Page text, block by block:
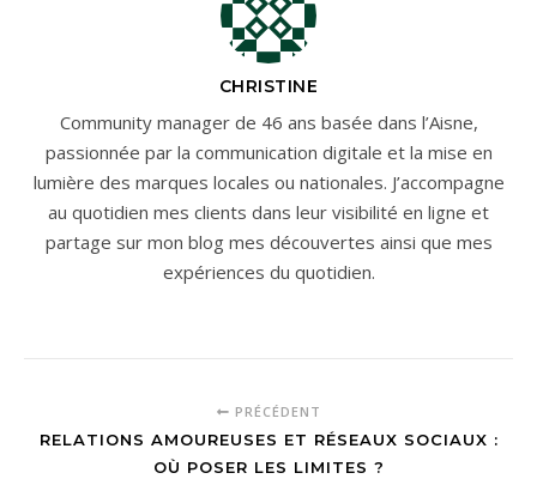
CHRISTINE
Community manager de 46 ans basée dans l’Aisne,
passionnée par la communication digitale et la mise en
lumière des marques locales ou nationales. J’accompagne
au quotidien mes clients dans leur visibilité en ligne et
partage sur mon blog mes découvertes ainsi que mes
expériences du quotidien.
PRÉCÉDENT
RELATIONS AMOUREUSES ET RÉSEAUX SOCIAUX :
OÙ POSER LES LIMITES ?